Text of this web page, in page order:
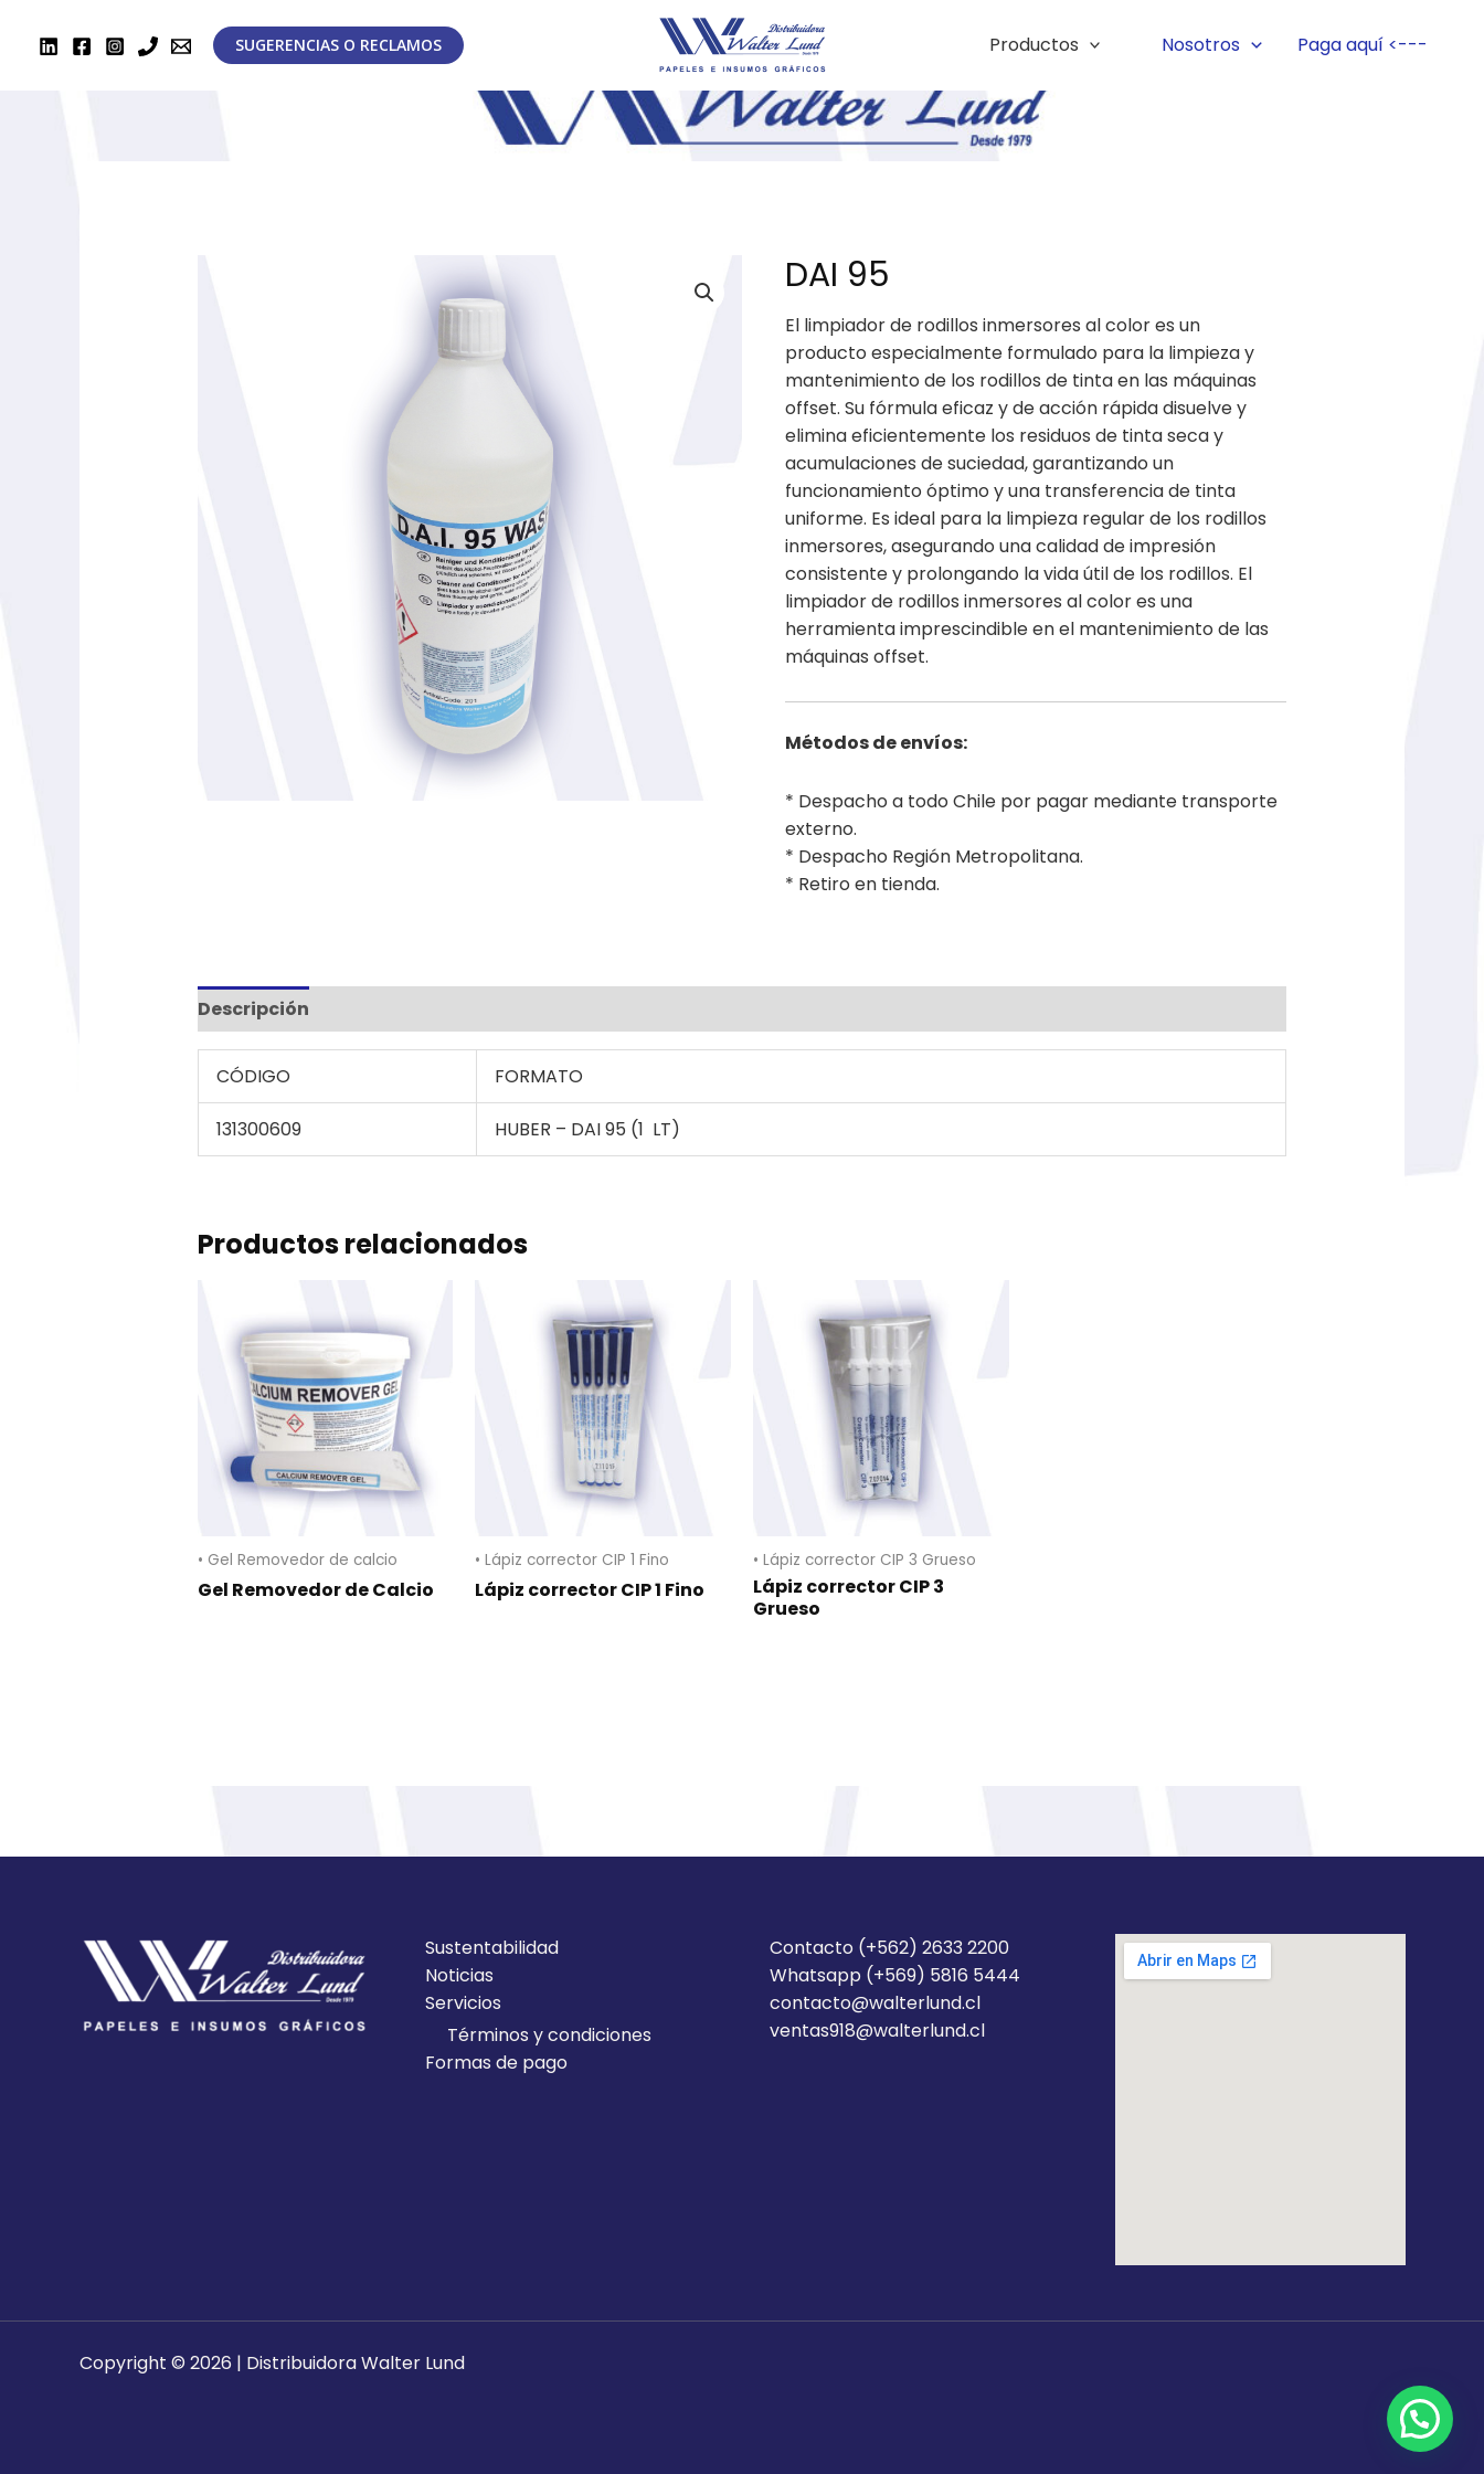
SUGERENCIAS O RECLAMOS Productos Nosotros Paga aquí <---
DAI 95
El limpiador de rodillos inmersores al color es un
producto especialmente formulado para la limpieza y
mantenimiento de los rodillos de tinta en las máquinas
offset. Su fórmula eficaz y de acción rápida disuelve y
elimina eficientemente los residuos de tinta seca y
acumulaciones de suciedad, garantizando un
funcionamiento óptimo y una transferencia de tinta
uniforme. Es ideal para la limpieza regular de los rodillos
inmersores, asegurando una calidad de impresión
consistente y prolongando la vida útil de los rodillos. El
limpiador de rodillos inmersores al color es una
herramienta imprescindible en el mantenimiento de las
máquinas offset.
Métodos de envíos:
* Despacho a todo Chile por pagar mediante transporte
externo.
* Despacho Región Metropolitana.
* Retiro en tienda.
Descripción
CÓDIGO FORMATO
131300609 HUBER – DAI 95 (1 LT)
Productos relacionados
• Gel Removedor de calcio
Gel Removedor de Calcio
• Lápiz corrector CIP 1 Fino
Lápiz corrector CIP 1 Fino
• Lápiz corrector CIP 3 Grueso
Lápiz corrector CIP 3
Grueso
Sustentabilidad
Noticias
Servicios
Términos y condiciones
Formas de pago
Contacto (+562) 2633 2200
Whatsapp (+569) 5816 5444
contacto@walterlund.cl
ventas918@walterlund.cl
Copyright © 2026 | Distribuidora Walter Lund